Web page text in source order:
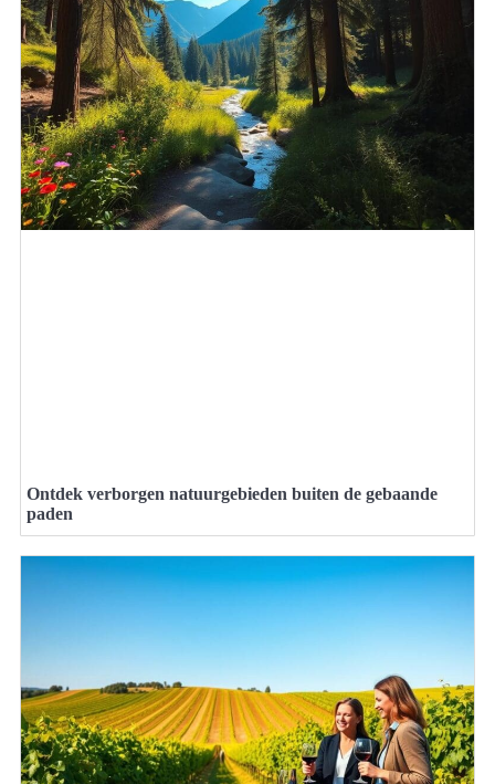
Ontdek verborgen natuurgebieden buiten de gebaande
paden